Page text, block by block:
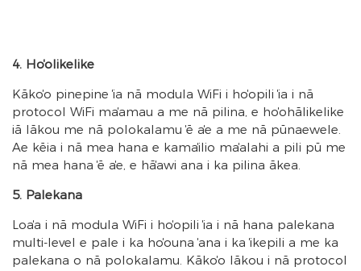
4. Hoʻolikelike
Kākoʻo pinepine ʻia nā modula WiFi i hoʻopili ʻia i nā
protocol WiFi maʻamau a me nā pilina, e hoʻohālikelike
iā lākou me nā polokalamu ʻē aʻe a me nā pūnaewele.
ʻAe kēia i nā mea hana e kamaʻilio maʻalahi a pili pū me
nā mea hana ʻē aʻe, e hāʻawi ana i ka pilina ākea.
5. Palekana
Loaʻa i nā modula WiFi i hoʻopili ʻia i nā hana palekana
multi-level e pale i ka hoʻouna ʻana i ka ʻikepili a me ka
palekana o nā polokalamu. Kākoʻo lākou i nā protocol